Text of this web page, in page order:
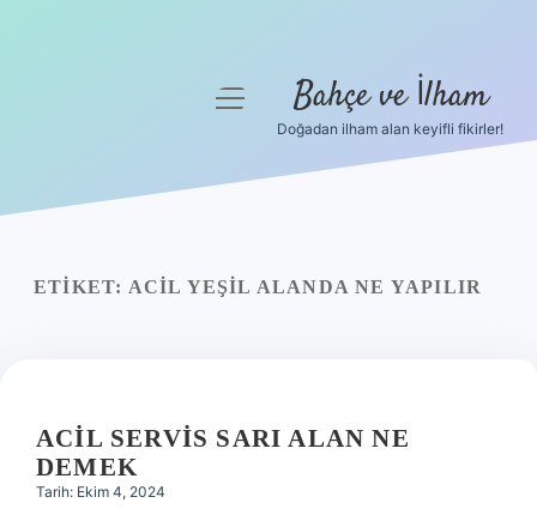
Yasal Uyarı
menüyü
Bahçe ve İlham
Doğadan ilham alan keyifli fikirler!
ETIKET: ACIL YEŞIL ALANDA NE YAPILIR
ACIL SERVIS SARI ALAN NE
DEMEK
Tarih: Ekim 4, 2024